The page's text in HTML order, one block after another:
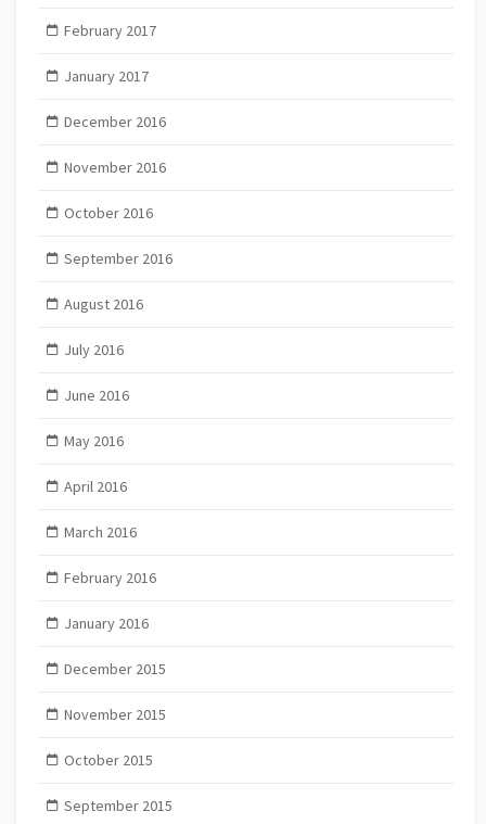
February 2017
January 2017
December 2016
November 2016
October 2016
September 2016
August 2016
July 2016
June 2016
May 2016
April 2016
March 2016
February 2016
January 2016
December 2015
November 2015
October 2015
September 2015